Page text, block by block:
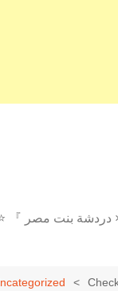
بنت مصر 』